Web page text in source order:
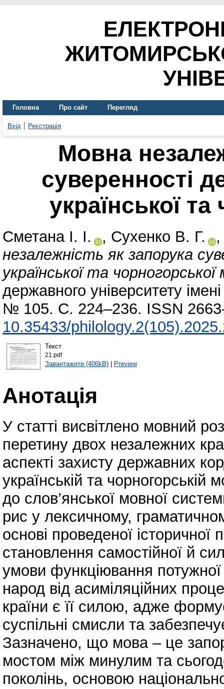
Головна Про сайт Перегляд
Вхід Реєстрація
Мовна
суверенності
української
Сметана І. І. , Сухенко В. Г.
незалежність як запорука
української та чорногорської
державного університету
№ 105. С. 224–236. ISSN
10.35433/
Текст
21.pdf
Завантажити (406kB)| Preview
Анотація
У статті висвітлено мовний
перетину двох незалежних
аспекті захисту державних
українській та чорногорській
до слов’янської мовної
рис у лексичному,
основі проведеної
становлення самостійної й
умови функціювання
народ від асиміляційних
країни є її силою, адже
суспільні смисли та
Зазначено, що мова – це
мостом між минулим та
поколінь, основою